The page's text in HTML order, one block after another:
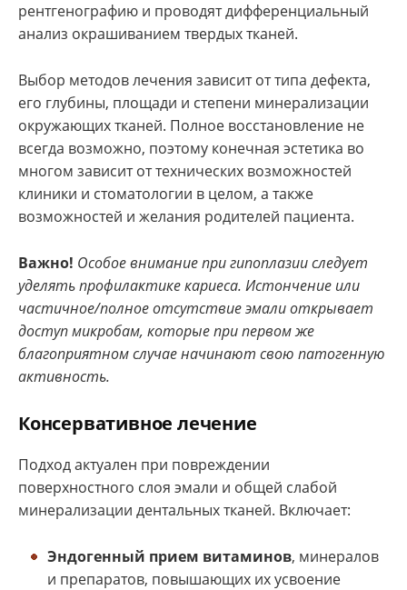
рентгенографию и проводят дифференциальный
анализ окрашиванием твердых тканей.
Выбор методов лечения зависит от типа дефекта,
его глубины, площади и степени минерализации
окружающих тканей. Полное восстановление не
всегда возможно, поэтому конечная эстетика во
многом зависит от технических возможностей
клиники и стоматологии в целом, а также
возможностей и желания родителей пациента.
Важно! Особое внимание при гипоплазии следует
уделять профилактике кариеса. Истончение или
частичное/полное отсутствие эмали открывает
доступ микробам, которые при первом же
благоприятном случае начинают свою патогенную
активность.
Консервативное лечение
Подход актуален при повреждении
поверхностного слоя эмали и общей слабой
минерализации дентальных тканей. Включает:
Эндогенный прием витаминов, минералов
и препаратов, повышающих их усвоение